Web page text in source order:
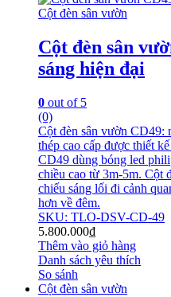
Cột đèn sân vườn
Cột đèn sân
sáng hiện đại
0 out of 5
(0)
Cột đèn sân vườn CD49:
thép cao cấp được thiết
CD49 dùng bóng led
chiều cao từ 3m-5m. Cột
chiếu sáng lối đi cảnh
hơn về đêm.
SKU: TLO-DSV-CD-49
5.800.000₫
Thêm vào giỏ hàng
Danh sách yêu thích
So sánh
Cột đèn sân vườn